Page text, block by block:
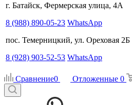
г. Батайск, Фермерская улица, 4А
8 (988) 890-05-23 WhatsApp
пос. Темерницкий, ул. Ореховая 2Б
8 (928) 903-52-53 WhatsApp
Сравнение0 Отложенные 0